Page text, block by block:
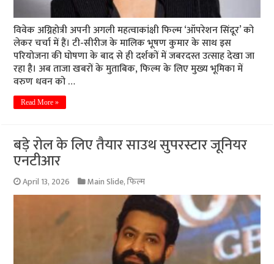
विवेक अग्निहोत्री अपनी अगली महत्वाकांक्षी फिल्म ‘ऑपरेशन सिंदूर’ को
लेकर चर्चा में हैं। टी-सीरीज के मालिक भूषण कुमार के साथ इस
परियोजना की घोषणा के बाद से ही दर्शकों में जबरदस्त उत्साह देखा जा
रहा है। अब ताजा खबरों के मुताबिक, फिल्म के लिए मुख्य भूमिका में
वरुण धवन को …
Read More »
बड़े रोल के लिए तैयार साउथ सुपरस्टार जूनियर
एनटीआर
April 13, 2026 Main Slide,फिल्म